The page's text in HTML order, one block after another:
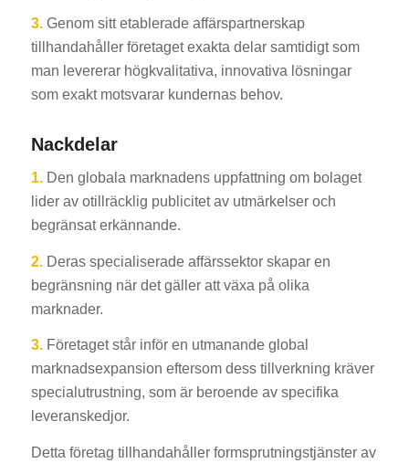
3.Genom sitt etablerade affärspartnerskap
tillhandahåller företaget exakta delar samtidigt som
man levererar högkvalitativa, innovativa lösningar
som exakt motsvarar kundernas behov.
Nackdelar
1.Den globala marknadens uppfattning om bolaget
lider av otillräcklig publicitet av utmärkelser och
begränsat erkännande.
2.Deras specialiserade affärssektor skapar en
begränsning när det gäller att växa på olika
marknader.
3.Företaget står inför en utmanande global
marknadsexpansion eftersom dess tillverkning kräver
specialutrustning, som är beroende av specifika
leveranskedjor.
Detta företag tillhandahåller formsprutningstjänster av